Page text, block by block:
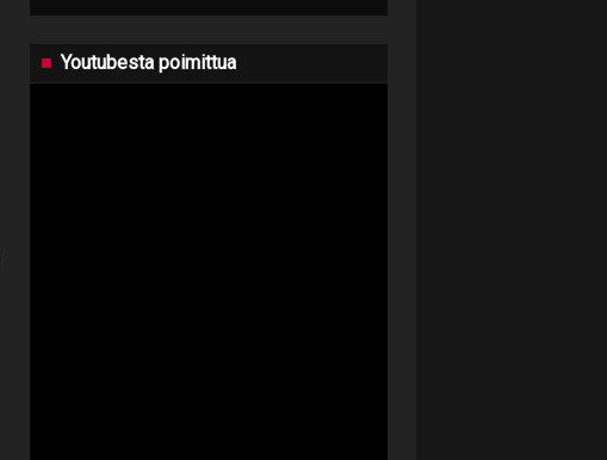
Youtubesta poimittua